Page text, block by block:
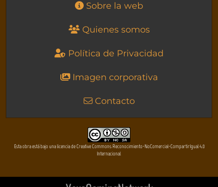
Sobre la web
Quienes somos
Política de Privacidad
Imagen corporativa
Contacto
Esta obra está bajo una licencia de Creative Commons Reconocimiento-NoComercial-CompartirIgual 4.0
Internacional